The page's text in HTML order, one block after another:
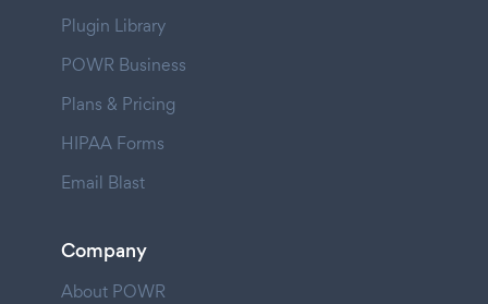
Plugin Library
POWR Business
Plans & Pricing
HIPAA Forms
Email Blast
Company
About POWR